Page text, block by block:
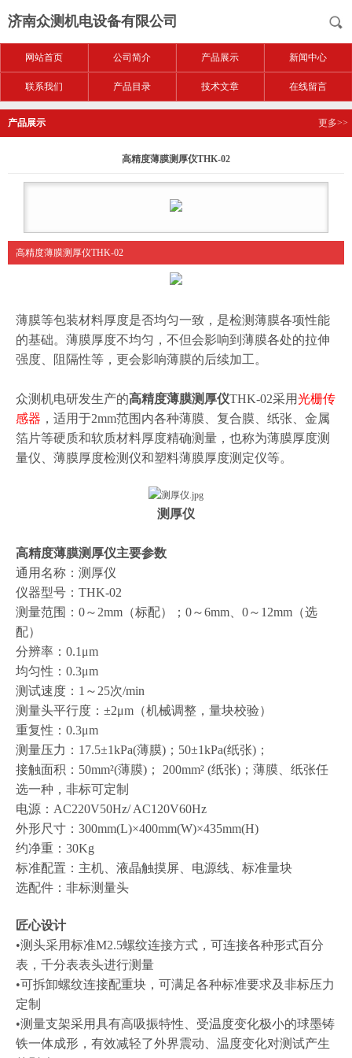
济南众测机电设备有限公司
网站首页 公司简介 产品展示 新闻中心
联系我们 产品目录 技术文章 在线留言
产品展示 更多>>
高精度薄膜测厚仪THK-02
高精度薄膜测厚仪THK-02
薄膜等包装材料厚度是否均匀一致，是检测薄膜各项性能
的基础。薄膜厚度不均匀，不但会影响到薄膜各处的拉伸
强度、阻隔性等，更会影响薄膜的后续加工。
众测机电研发生产的高精度薄膜测厚仪THK-02采用光栅传
感器 ，适用于2mm范围内各种薄膜、复合膜、纸张、金属
箔片等硬质和软质材料厚度精确测量，也称为薄膜厚度测
量仪、薄膜厚度检测仪和塑料薄膜厚度测定仪等。
测厚仪
高精度薄膜测厚仪主要参数
通用名称：测厚仪
仪器型号：THK-02
测量范围：0～2mm（标配）；0～6mm、0～12mm（选
配）
分辨率：0.1μm
均匀性：0.3μm
测试速度：1～25次/min
测量头平行度：±2μm（机械调整，量块校验）
重复性：0.3μm
测量压力：17.5±1kPa(薄膜)；50±1kPa(纸张)；
接触面积：50mm²(薄膜)； 200mm² (纸张)；薄膜、纸张任
选一种，非标可定制
电源：AC220V50Hz/ AC120V60Hz
外形尺寸：300mm(L)×400mm(W)×435mm(H)
约净重：30Kg
标准配置：主机、液晶触摸屏、电源线、标准量块
选配件：非标测量头
匠心设计
•测头采用标准M2.5螺纹连接方式，可连接各种形式百分
表，千分表表头进行测量
•可拆卸螺纹连接配重块，可满足各种标准要求及非标压力
定制
•测量支架采用具有高吸振特性、受温度变化极小的球墨铸
铁一体成形，有效减轻了外界震动、温度变化对测试产生